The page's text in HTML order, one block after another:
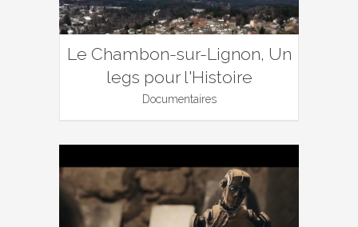
Le Chambon-sur-Lignon, Un
legs pour l'Histoire
Documentaires